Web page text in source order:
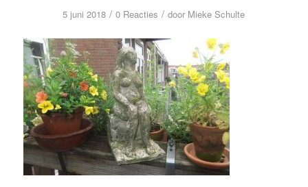
5 juni 2018 / 0 Reacties / door Mieke Schulte